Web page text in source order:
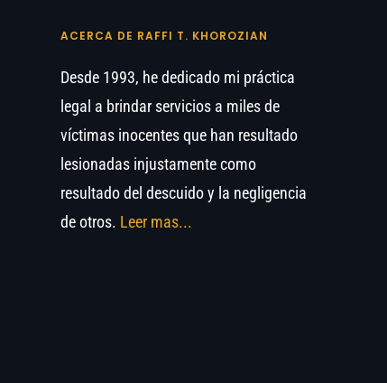
ACERCA DE RAFFI T. KHOROZIAN
Desde 1993, he dedicado mi práctica
legal a brindar servicios a miles de
víctimas inocentes que han resultado
lesionadas injustamente como
resultado del descuido y la negligencia
de otros. Leer mas...